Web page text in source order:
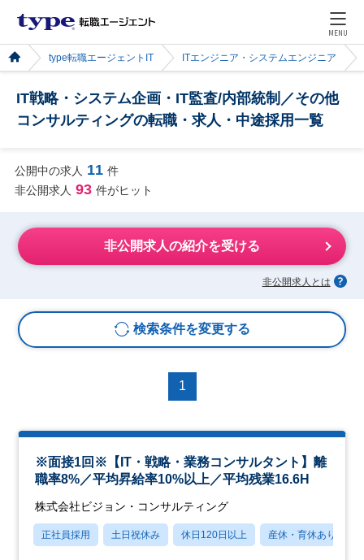
MENU
type転職エージェントIT ITエンジニア・システムエンジニア
IT戦略・システム企画・IT監査/内部統制／その他
コンサルティングの転職・求人・中途採用一覧
公開中の求人 11 件
非公開求人 93 件がヒット
非公開求人の紹介を受ける
非公開求人とは
検索条件を変更する
1
※面接1回※【IT・戦略・業務コンサルタント】離
職率8%／平均昇給率10%以上／平均残業16.6H
株式会社ビジョン・コンサルティング
正社員採用 土日祝休み 休日120日以上 産休・育休あり